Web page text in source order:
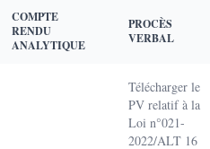
COMPTE
RENDU
ANALYTIQUE
PROCÈS
VERBAL
Télécharger le
PV relatif à la
Loi n°021-
2022/ALT 16